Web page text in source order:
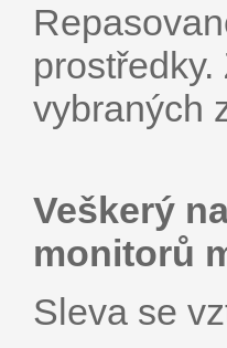
vybraných
Veškerý
monitorů
Sleva se